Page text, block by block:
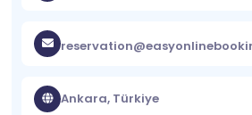
Ankara, Türkiye